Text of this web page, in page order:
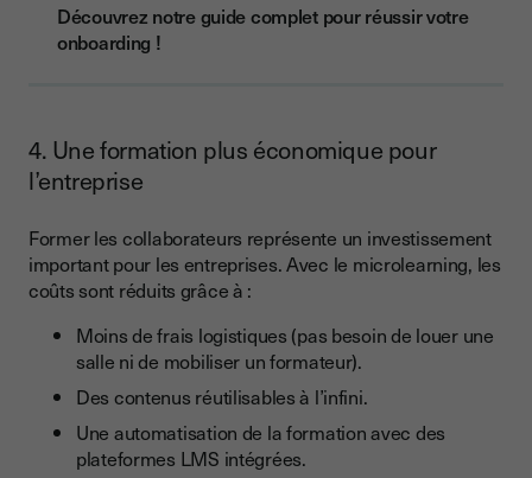
Découvrez notre guide complet pour réussir votre
onboarding !
4. Une formation plus économique pour
l’entreprise
Former les collaborateurs représente un investissement
important pour les entreprises. Avec le microlearning, les
coûts sont réduits grâce à :
Moins de frais logistiques (pas besoin de louer une
salle ni de mobiliser un formateur).
Des contenus réutilisables à l’infini.
Une automatisation de la formation avec des
plateformes LMS intégrées.